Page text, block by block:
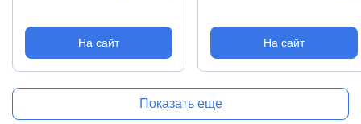
На сайт На сайт
Показать еще